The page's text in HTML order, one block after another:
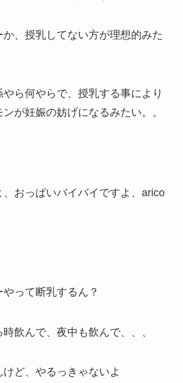
、授乳してない方が理想的みた
ら何やらで、授乳する事により
が妊娠の妨げになるみたい。。
、おっぱいバイバイですよ、arico
って断乳するん？
飲んで、夜中も飲んで、、、
ど、やるっきゃないよ